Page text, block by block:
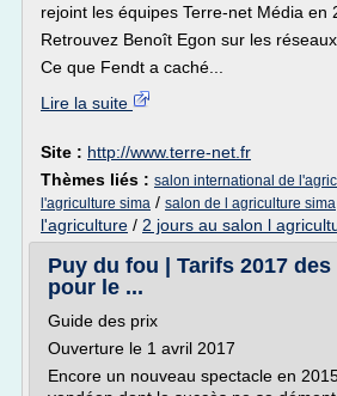
rejoint les équipes Terre-net Média en
Retrouvez Benoît Egon sur les
Ce que Fendt a caché...
Lire la suite
Site : http://www.terre-net.fr
Thèmes liés : salon international de
l'agriculture sima / salon de l agriculture sima
l'agriculture / 2 jours au salon l
Puy du fou | Tarifs 2017
pour le ...
Guide des prix
Ouverture le 1 avril 2017
Encore un nouveau spectacle en